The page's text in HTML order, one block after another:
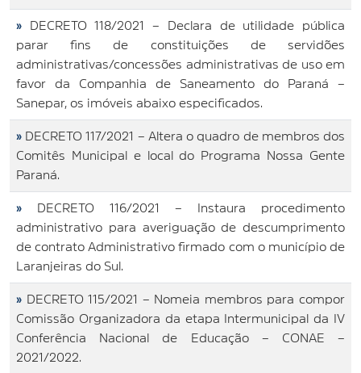
»
DECRETO 118/2021 – Declara de utilidade pública
parar fins de constituições de servidões
administrativas/concessões administrativas de uso em
favor da Companhia de Saneamento do Paraná –
Sanepar, os imóveis abaixo especificados.
» DECRETO 117/2021 – Altera o quadro de membros dos
Comitês Municipal e local do Programa Nossa Gente
Paraná.
»
DECRETO 116/2021 – Instaura procedimento
administrativo para averiguação de descumprimento
de contrato Administrativo firmado com o município de
Laranjeiras do Sul.
» DECRETO 115/2021 – Nomeia membros para compor
Comissão Organizadora da etapa Intermunicipal da IV
Conferência Nacional de Educação – CONAE –
2021/2022.